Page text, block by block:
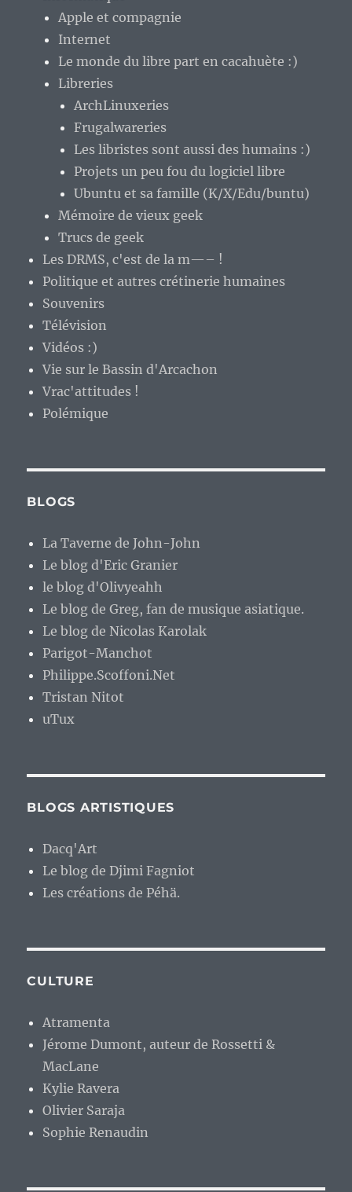
Apple et compagnie
Internet
Le monde du libre part en cacahuète :)
Libreries
ArchLinuxeries
Frugalwareries
Les libristes sont aussi des humains :)
Projets un peu fou du logiciel libre
Ubuntu et sa famille (K/X/Edu/buntu)
Mémoire de vieux geek
Trucs de geek
Les DRMS, c'est de la m—– !
Politique et autres crétinerie humaines
Souvenirs
Télévision
Vidéos :)
Vie sur le Bassin d'Arcachon
Vrac'attitudes !
Polémique
BLOGS
La Taverne de John-John
Le blog d'Eric Granier
le blog d'Olivyeahh
Le blog de Greg, fan de musique asiatique.
Le blog de Nicolas Karolak
Parigot-Manchot
Philippe.Scoffoni.Net
Tristan Nitot
uTux
BLOGS ARTISTIQUES
Dacq'Art
Le blog de Djimi Fagniot
Les créations de Péhä.
CULTURE
Atramenta
Jérome Dumont, auteur de Rossetti &
MacLane
Kylie Ravera
Olivier Saraja
Sophie Renaudin